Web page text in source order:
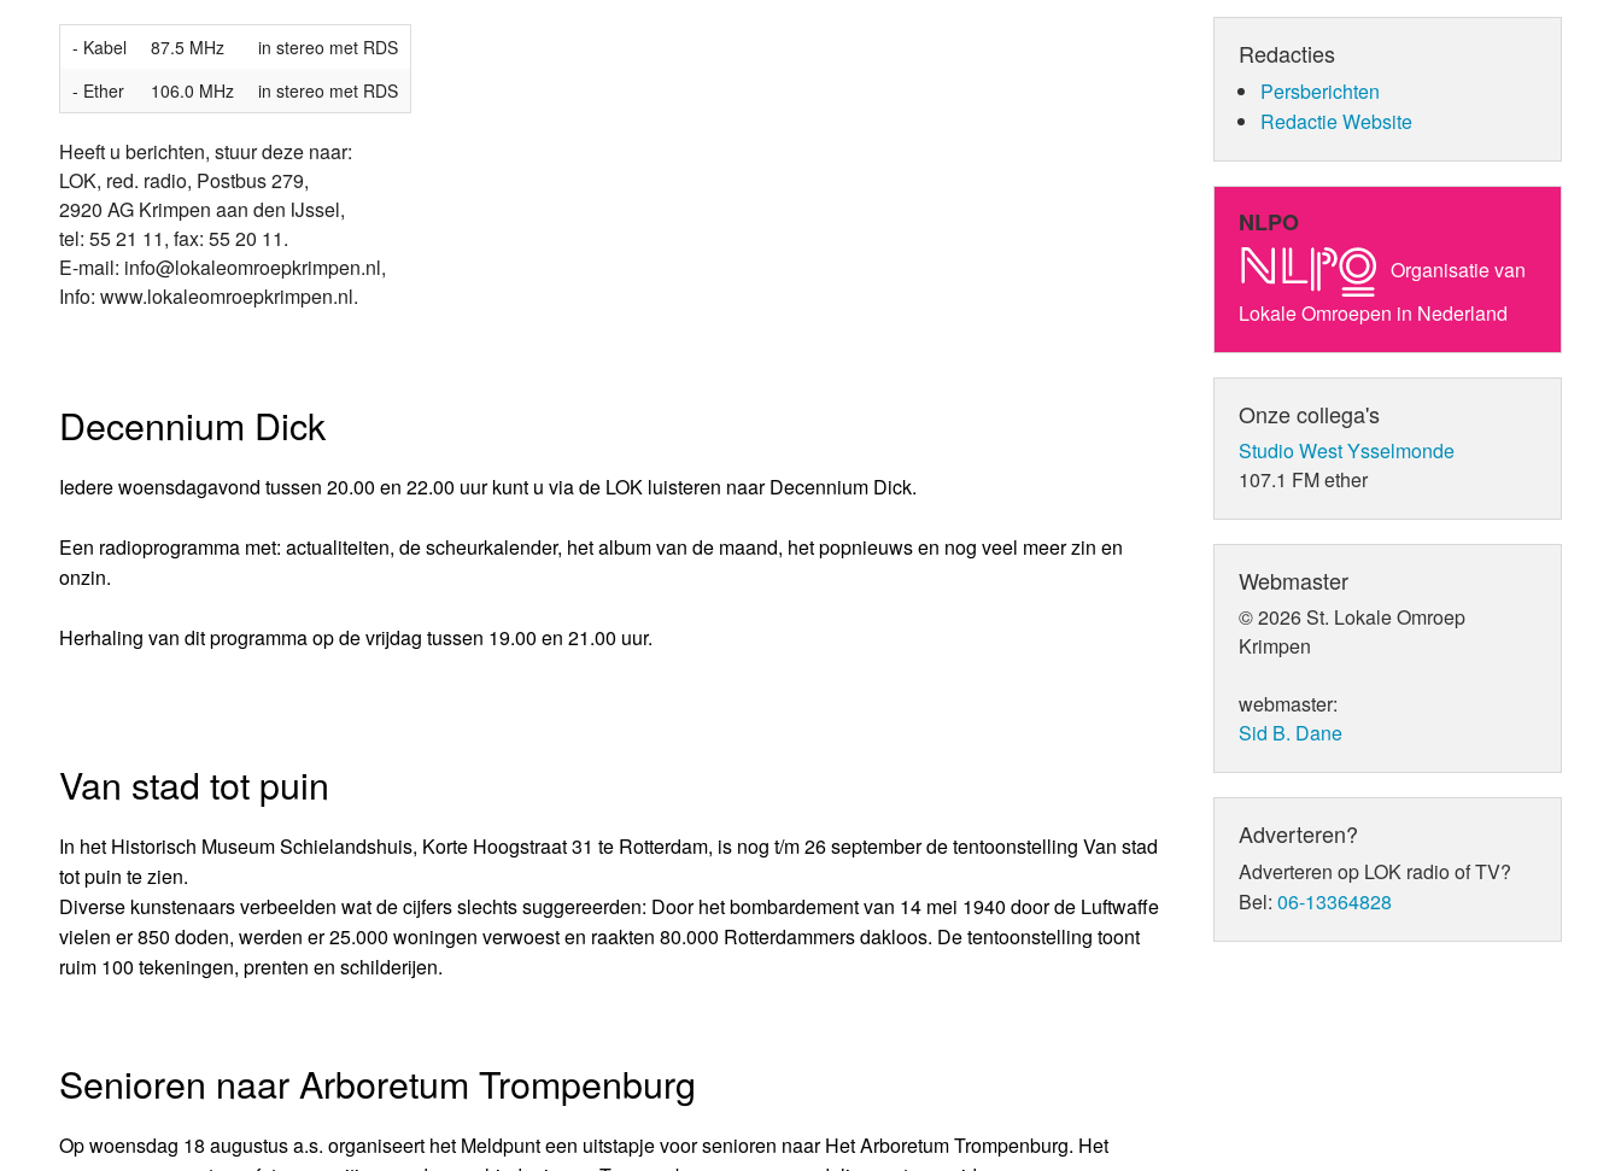
- Kabel 87.5 MHz
in stereo met RDS
- Ether
106.0 MHz in stereo met RDS
Heeft u berichten, stuur deze naar:
LOK, red. radio, Postbus 279,
2920 AG Krimpen aan den IJssel,
tel: 55 21 11, fax: 55 20 11.
E-mail: info@lokaleomroepkrimpen.nl,
Info: www.lokaleomroepkrimpen.nl.
Decennium Dick
Iedere woensdagavond tussen 20.00 en 22.00 uur kunt u via de LOK luisteren naar Decennium Dick.
Een radioprogramma met: actualiteiten, de scheurkalender, het album van de maand, het popnieuws en nog veel meer zin en
onzin.
Herhaling van dit programma op de vrijdag tussen 19.00 en 21.00 uur.
Van stad tot puin
In het Historisch Museum Schielandshuis, Korte Hoogstraat 31 te Rotterdam, is nog t/m 26 september de tentoonstelling Van stad
tot puin te zien.
Diverse kunstenaars verbeelden wat de cijfers slechts suggereerden: Door het bombardement van 14 mei 1940 door de Luftwaffe
vielen er 850 doden, werden er 25.000 woningen verwoest en raakten 80.000 Rotterdammers dakloos. De tentoonstelling toont
ruim 100 tekeningen, prenten en schilderijen.
Senioren naar Arboretum Trompenburg
Op woensdag 18 augustus a.s. organiseert het Meldpunt een uitstapje voor senioren naar Het Arboretum Trompenburg. Het
Redacties
Persberichten
Redactie Website
NLPO
Organisatie van
Lokale Omroepen in Nederland
Onze collega's
Studio West Ysselmonde
107.1 FM ether
Webmaster
© 2026 St. Lokale Omroep
Krimpen
webmaster:
Sid B. Dane
Adverteren?
Adverteren op LOK radio of TV?
Bel:06-13364828